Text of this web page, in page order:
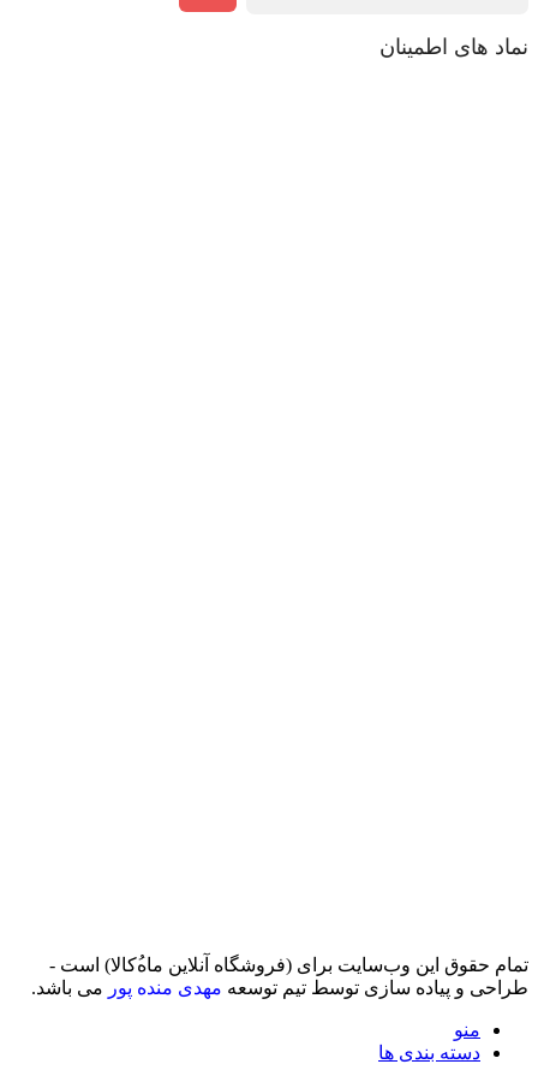
نماد های اطمینان
تمام حقوق اين وب‌سايت برای (فروشگاه آنلاین ماه‌‌‌‌‌‌ُکالا) است -
طراحی و پیاده سازی توسط تیم توسعه مهدی منده پور می باشد.
منو
دسته بندی ها